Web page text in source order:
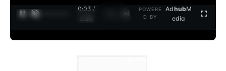
0:03 /
3:35
POWERE
D BY
AdhubM
edia